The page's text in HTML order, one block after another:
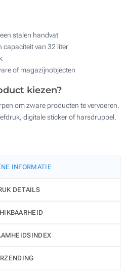
stalen handvat
capaciteit van 32 liter
of magazijnobjecten
kiezen?
om zware producten te vervoeren.
digitale sticker of harsdruppel.
INFORMATIE
DETAILS